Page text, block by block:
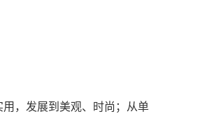
，发展到美观、时尚；从单